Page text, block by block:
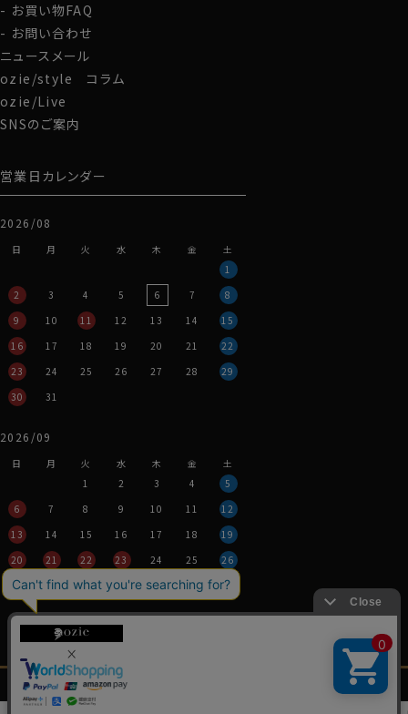
メンズ
シャツ
シャツの
基礎知識
お買い物FAQ
お問い合わせ
ニュースメール
ozie/style コラム
ozie/Live
SNSのご案内
営業日カレンダー
2026/08
日 月 火 水 木 金
土
1
2
3 4 5 6 7
8
9
10 11 12 13 14
15
16
17 18 19 20 21
22
23
24 25 26 27 28
29
30
31
2026/09
日 月 火 水 木 金
土
1
2 3 4
5
6
7 8 9 10 11
12
13
14 15 16 17 18
19
20
21 22 23 24 25
26
27
28 29 30
営業時間：平日11時～17時
定休日：土・日・祝
その都度表示させていただきます。